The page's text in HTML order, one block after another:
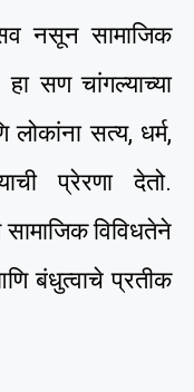
नसून सामाजिक
सण चांगल्याच्या
सत्य, धर्म,
प्रेरणा देतो.
विविधतेने
बंधुत्वाचे प्रतीक